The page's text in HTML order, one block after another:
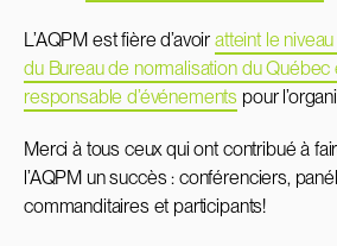
L’AQPM est fière d’avoir atteint le
du Bureau de normalisation du Québec
responsable d’événements pour
Merci à tous ceux qui ont contribué à
l’AQPM un succès : conférenciers,
commanditaires et participants!